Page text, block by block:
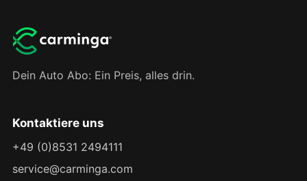
Dein Auto Abo: Ein Preis, alles drin.
Kontaktiere uns
+49 (0)8531 2494111
service@carminga.com